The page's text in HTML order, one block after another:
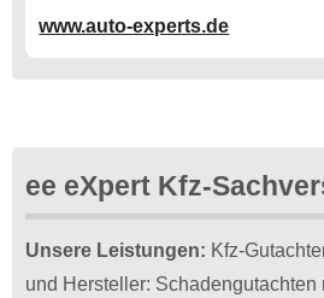
www.auto-experts.de
ee eXpert Kfz-
Unsere Leistungen: Kfz-
und Hersteller: Schadengutachten